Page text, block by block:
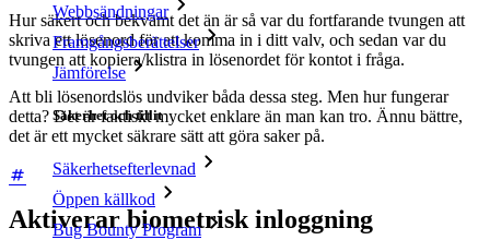
Webbsändningar
Framgångsberättelser
Jämförelse
Säkerhet och tillit
Säkerhetsefterlevnad
Öppen källkod
Bug Bounty Program
Hur säkert och bekvämt det än är så var du fortfarande tvungen att
skriva ett lösenord för att komma in i ditt valv, och sedan var du
tvungen att kopiera/klistra in lösenordet för kontot i fråga.
Att bli lösenordslös undviker båda dessa steg. Men hur fungerar
detta? Det är faktiskt mycket enklare än man kan tro. Ännu bättre,
det är ett mycket säkrare sätt att göra saker på.
Aktiverar biometrisk inloggning